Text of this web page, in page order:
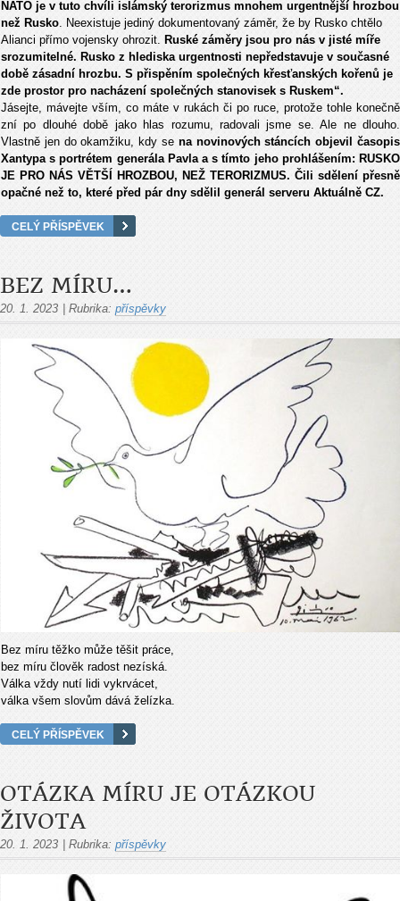
NATO je v tuto chvíli islámský terorizmus mnohem urgentnější hrozbou
než Rusko. Neexistuje jediný dokumentovaný záměr, že by Rusko chtělo
Alianci přímo vojensky ohrozit. Ruské záměry jsou pro nás v jisté míře
srozumitelné. Rusko z hlediska urgentnosti nepředstavuje v současné
době zásadní hrozbu. S přispěním společných křesťanských kořenů je
zde prostor pro nacházení společných stanovisek s Ruskem“.
Jásejte, mávejte vším, co máte v rukách či po ruce, protože tohle konečně
zní po dlouhé době jako hlas rozumu, radovali jsme se. Ale ne dlouho.
Vlastně jen do okamžiku, kdy se na novinových stáncích objevil časopis
Xantypa s portrétem generála Pavla a s tímto jeho prohlášením: RUSKO
JE PRO NÁS VĚTŠÍ HROZBOU, NEŽ TERORIZMUS. Čili sdělení přesně
opačné než to, které před pár dny sdělil generál serveru Aktuálně CZ.
CELÝ PŘÍSPĚVEK
BEZ MÍRU…
20. 1. 2023 Rubrika: příspěvky
Bez míru těžko může těšit práce,
bez míru člověk radost nezíská.
Válka vždy nutí lidi vykrvácet,
válka všem slovům dává želízka.
CELÝ PŘÍSPĚVEK
OTÁZKA MÍRU JE OTÁZKOU
ŽIVOTA
20. 1. 2023 Rubrika: příspěvky